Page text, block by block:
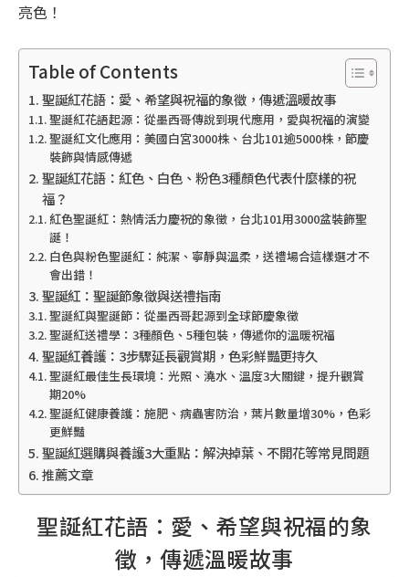
亮色！
Table of Contents
聖誕紅花語：愛、希望與祝福的象徵，傳遞溫暖故事
聖誕紅花語起源：從墨西哥傳說到現代應用，愛與祝福的演變
聖誕紅文化應用：美國白宮3000株、台北101逾5000株，節慶
裝飾與情感傳遞
聖誕紅花語：紅色、白色、粉色3種顏色代表什麼樣的祝
福？
紅色聖誕紅：熱情活力慶祝的象徵，台北101用3000盆裝飾聖
誕！
白色與粉色聖誕紅：純潔、寧靜與溫柔，送禮場合這樣選才不
會出錯！
聖誕紅：聖誕節象徵與送禮指南
聖誕紅與聖誕節：從墨西哥起源到全球節慶象徵
聖誕紅送禮學：3種顏色、5種包裝，傳遞你的溫暖祝福
聖誕紅養護：3步驟延長觀賞期，色彩鮮豔更持久
聖誕紅最佳生長環境：光照、澆水、溫度3大關鍵，提升觀賞
期20%
聖誕紅健康養護：施肥、病蟲害防治，葉片數量增30%，色彩
更鮮豔
聖誕紅選購與養護3大重點：解決掉葉、不開花等常見問題
推薦文章
聖誕紅花語：愛、希望與祝福的象
徵，傳遞溫暖故事